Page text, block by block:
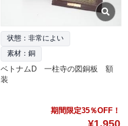
状態：非常によい
素材：銅
ベトナムD 一柱寺の図銅板 額
装
期間限定35％OFF！
¥1,950